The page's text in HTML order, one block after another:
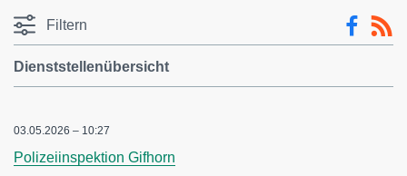
Filtern
Dienststellenübersicht
03.05.2026 – 10:27
Polizeiinspektion Gifhorn